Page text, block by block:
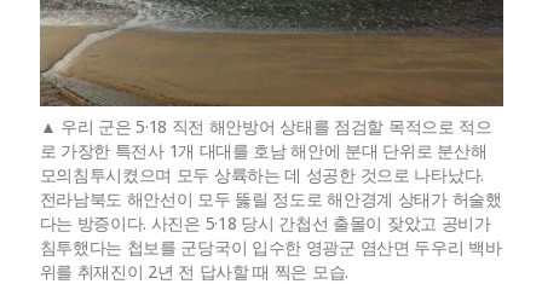
우리 군은 5·18 직전 해안방어 상태를 점검할 목적으로 적으
로 가장한 특전사 1개 대대를 호남 해안에 분대 단위로 분산해
모의침투시켰으며 모두 상륙하는 데 성공한 것으로 나타났다.
전라남북도 해안선이 모두 뚫릴 정도로 해안경계 상태가 허술했
다는 방증이다. 사진은 5·18 당시 간첩선 출몰이 잦았고 공비가
침투했다는 첩보를 군당국이 입수한 영광군 염산면 두우리 백바
위를 취재진이 2년 전 답사할 때 찍은 모습.